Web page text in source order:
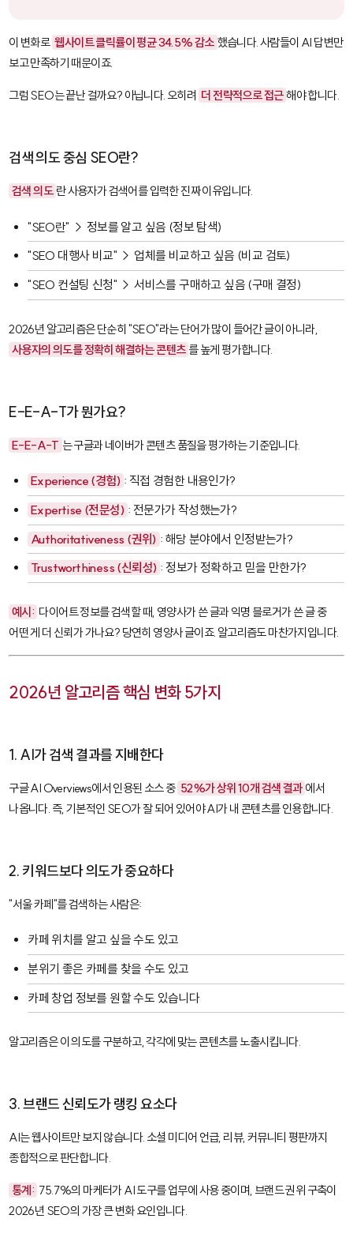
이 변화로 웹사이트 클릭률이 평균 34.5% 감소 했습니다. 사람들이 AI 답변만
보고 만족하기 때문이죠.
그럼 SEO는 끝난 걸까요? 아닙니다. 오히려 더 전략적으로 접근해야 합니다.
검색 의도 중심 SEO란?
검색 의도 란 사용자가 검색어를 입력한 진짜 이유입니다.
"SEO란" → 정보를 알고 싶음 (정보 탐색)
"SEO 대행사 비교" → 업체를 비교하고 싶음 (비교 검토)
"SEO 컨설팅 신청" → 서비스를 구매하고 싶음 (구매 결정)
2026년 알고리즘은 단순히 "SEO"라는 단어가 많이 들어간 글이 아니라,
사용자의 의도를 정확히 해결하는 콘텐츠 를 높게 평가합니다.
E-E-A-T가 뭔가요?
E-E-A-T 는 구글과 네이버가 콘텐츠 품질을 평가하는 기준입니다.
Experience (경험) : 직접 경험한 내용인가?
Expertise (전문성) : 전문가가 작성했는가?
Authoritativeness (권위) : 해당 분야에서 인정받는가?
Trustworthiness (신뢰성) : 정보가 정확하고 믿을 만한가?
예시: 다이어트 정보를 검색할 때, 영양사가 쓴 글과 익명 블로거가 쓴 글 중
어떤 게 더 신뢰가 가나요? 당연히 영양사 글이죠. 알고리즘도 마찬가지입니다.
2026년 알고리즘 핵심 변화 5가지
1. AI가 검색 결과를 지배한다
구글 AI Overviews에서 인용된 소스 중 52%가 상위 10개 검색 결과 에서
나옵니다. 즉, 기본적인 SEO가 잘 되어 있어야 AI가 내 콘텐츠를 인용합니다.
2. 키워드보다 의도가 중요하다
"서울 카페"를 검색하는 사람은:
카페 위치를 알고 싶을 수도 있고
분위기 좋은 카페를 찾을 수도 있고
카페 창업 정보를 원할 수도 있습니다
알고리즘은 이 의도를 구분하고, 각각에 맞는 콘텐츠를 노출시킵니다.
3. 브랜드 신뢰도가 랭킹 요소다
AI는 웹사이트만 보지 않습니다. 소셜 미디어 언급, 리뷰, 커뮤니티 평판까지
종합적으로 판단합니다.
통계: 75.7%의 마케터가 AI 도구를 업무에 사용 중이며, 브랜드 권위 구축이
2026년 SEO의 가장 큰 변화 요인입니다.